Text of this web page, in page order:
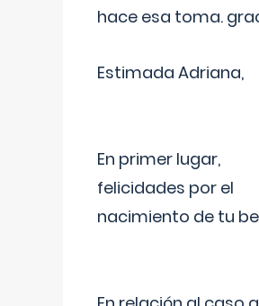
hace esa toma.
Estimada Adriana,
En primer lugar,
felicidades por el
nacimiento de tu